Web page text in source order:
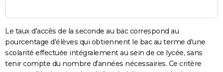
Le taux d'accès de la seconde au bac correspond au
pourcentage d'élèves qui obtiennent le bac au terme d'une
scolarité effectuée intégralement au sein de ce lycée, sans
tenir compte du nombre d'années nécessaires. Ce critère